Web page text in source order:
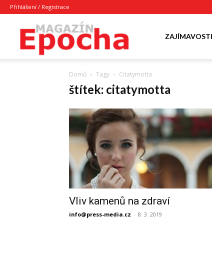
Přihlášení / Registrace
ZAJÍMAVOSTI
Domů Tagy Citatymotta
štítek: citatymotta
Vliv kamenů na zdraví
info@press-media.cz - 8. 3. 2019